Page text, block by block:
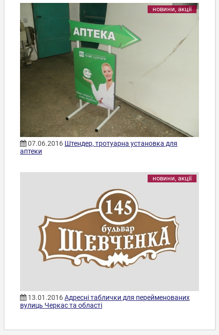
новини, акції
07.06.2016 Штендер, тротуарна установка для
аптеки
новини, акції
13.01.2016Адресні таблички для перейменованих
вулиць Черкас та області